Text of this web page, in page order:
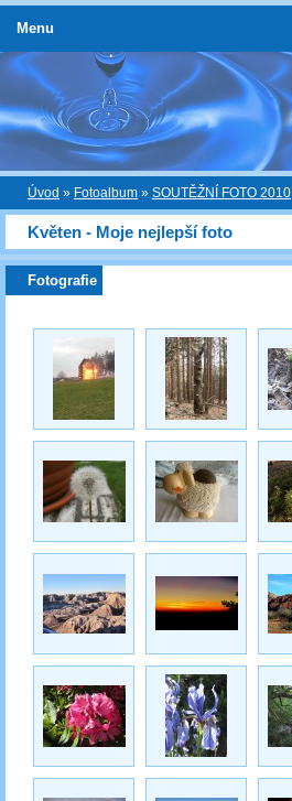
Úvod » Fotoalbum » SOUTĚŽNÍ FOTO 2010
Květen - Moje nejlepší foto
Fotografie
Menu